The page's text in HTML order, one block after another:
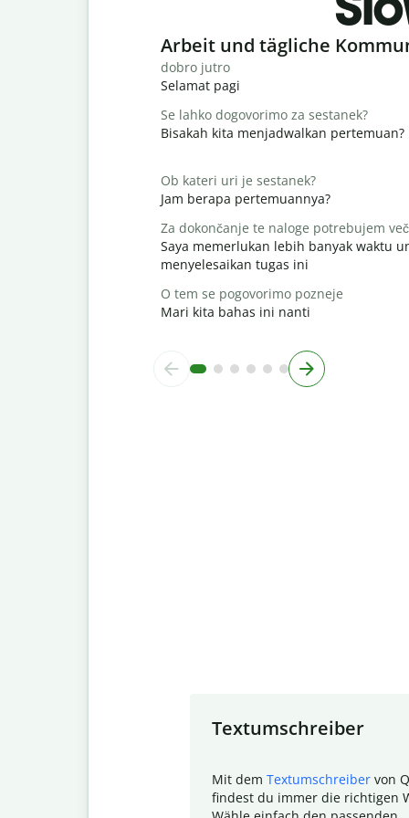
Slide 1 of 6
Arbeit und tägliche
dobro jutro
Selamat pagi
Se lahko dogovorimo za sestanek?
Bisakah kita menjadwalkan pertemuan?
Ob kateri uri je sestanek?
Jam berapa pertemuannya?
Za dokončanje te naloge potrebujem
Saya memerlukan lebih banyak waktu
menyelesaikan tugas ini
O tem se pogovorimo pozneje
Mari kita bahas ini nanti
Textumschreiber
Mit dem Textumschreiber von
findest du immer die richtigen